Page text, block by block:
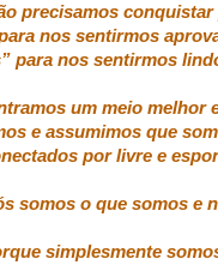
precisamos
nos sentirmos
para nos sentirmos
um meio melhor
e assumimos que
por livre e
somos o que somos e
simplesmente